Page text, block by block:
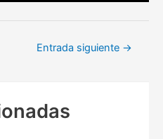
Entrada siguiente →